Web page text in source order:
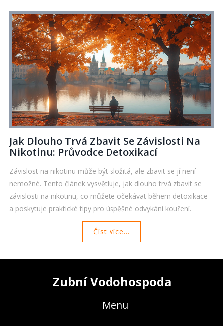
Jak Dlouho Trvá Zbavit Se Závislosti Na
Nikotinu: Průvodce Detoxikací
Závislost na nikotinu může být složitá, ale zbavit se jí není
nemožné. Tento článek vysvětluje, jak dlouho trvá zbavit se
závislosti na nikotinu, co můžete očekávat během detoxikace
a poskytuje praktické tipy pro úspěšné odvykání kouření.
Číst více...
Zubní Vodohospoda
Menu